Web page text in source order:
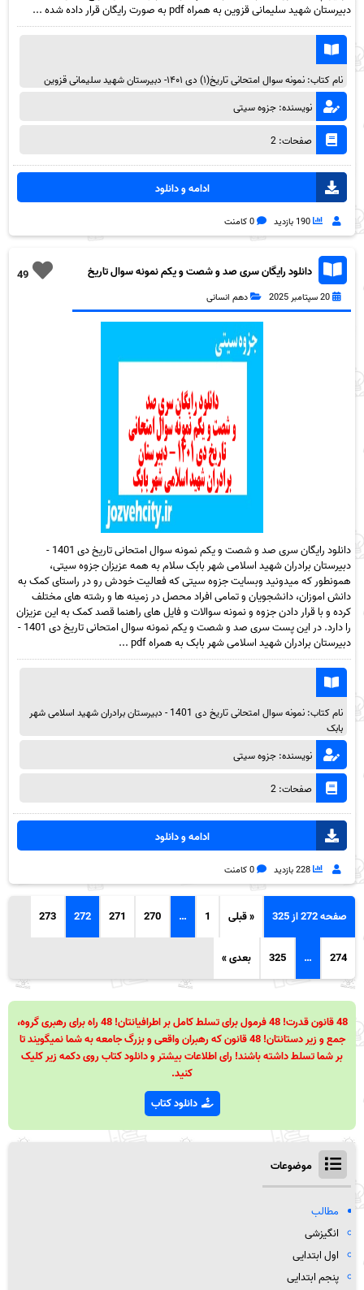
دبیرستان شهید سلیمانی قزوین به همراه pdf به صورت رایگان قرار داده شده ...
نام کتاب: نمونه سوال امتحانی تاریخ(۱) دی ۱۴۰۱- دبیرستان شهید سلیمانی قزوین
نویسنده: جزوه سیتی
صفحات: 2
ادامه و دانلود
190 بازدید 0 کامنت
49
دانلود رایگان سری صد و شصت و یکم نمونه سوال تاریخ
دهم انسانی به همراه pdf
20 سپتامبر 2025 دهم انسانی
دانلود رایگان سری صد و شصت و یکم نمونه سوال امتحانی تاریخ دی 1401 -
دبیرستان برادران شهید اسلامی شهر بابک سلام به همه عزیزان جزوه سیتی،
همونطور که میدونید وبسایت جزوه سیتی که فعالیت خودش رو در راستای کمک به
دانش اموزان، دانشجویان و تمامی افراد محصل در زمینه ها و رشته های مختلف
کرده و با قرار دادن جزوه و نمونه سوالات و فایل های راهنما قصد کمک به این عزیزان
را دارد. در این پست سری صد و شصت و یکم نمونه سوال امتحانی تاریخ دی 1401 -
دبیرستان برادران شهید اسلامی شهر بابک به همراه pdf ...
نام کتاب: نمونه سوال امتحانی تاریخ دی 1401 - دبیرستان برادران شهید اسلامی شهر
بابک
نویسنده: جزوه سیتی
صفحات: 2
ادامه و دانلود
228 بازدید 0 کامنت
صفحه 272 از 325 « قبلی 1
…
270
271
272
273
274
…
325 بعدی »
48 قانون قدرت! 48 فرمول برای تسلط کامل بر اطرافیانتان! 48 راه برای رهبری گروه،
جمع و زیر دستانتان! 48 قانون که رهبران واقعی و بزرگ جامعه به شما نمیگویند تا
بر شما تسلط داشته باشند! رای اطلاعات بیشتر و دانلود کتاب روی دکمه زیر کلیک
کنید.
دانلود کتاب
موضوعات
مطالب
انگیزشی
اول ابتدایی
پنجم ابتدایی